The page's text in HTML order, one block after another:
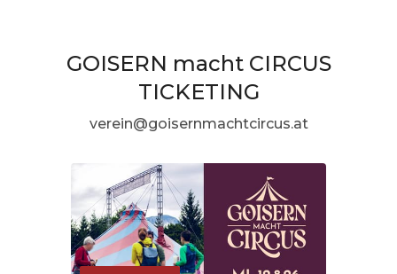
GOISERN macht CIRCUS
TICKETING
verein@goisernmachtcircus.at